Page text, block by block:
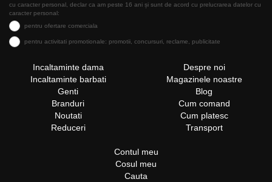
cu caracter personal, declar ca am peste 16 ani și sunt de acord cu prelucrarea datelor cu
caracter personal:
pentru ofertare comerciala
pentru activitati promotionale: promotii, concursuri, reclame, publicitate
Incaltaminte dama
Incaltaminte barbati
Genti
Branduri
Noutati
Reduceri
Despre noi
Magazinele noastre
Blog
Cum comand
Cum platesc
Transport
Contul meu
Cosul meu
Cauta